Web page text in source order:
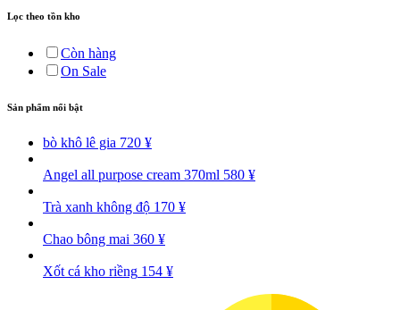
Lọc theo tồn kho
Còn hàng
On Sale
Sản phẩm nổi bật
bò khô lê gia 720 ¥
Angel all purpose cream 370ml 580 ¥
Trà xanh không độ 170 ¥
Chao bông mai 360 ¥
Xốt cá kho riềng 154 ¥